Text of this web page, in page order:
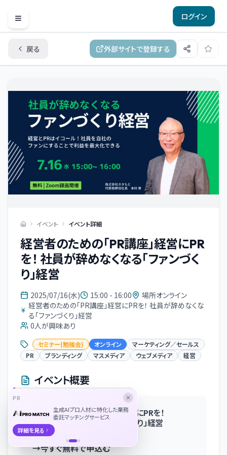
Open menu
ログイン
戻る 外部サイトで登録する
イベント イベント詳細
経営者のための「PR講座」経営にPR
を！ 社員が辞めなくなる「ファンづく
り」経営
2025/07/16(水) 15:00 - 16:00
場所オンライン
経営者のための「PR講座」経営にPRを！ 社員が辞めなくな
る「ファンづくり」経営
0人が興味あり
セミナー(勉強会) オンライン
マーケティング／セールス
PR
ブランディング マスメディア ウェブメディア 経営
イベント概要
経営者のための「PR講座」経営にPRを！
社員が辞めなくなる「ファンづくり」経営
→今すぐ無料で申込む
PR
生成AIプロ人材に特化した業務
委託マッチングサービス
詳細を見る